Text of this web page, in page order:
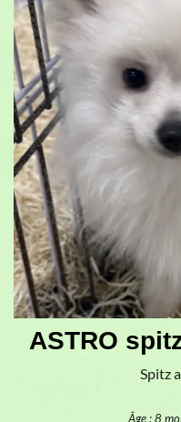
ASTRO
Spitz
Âge : 8